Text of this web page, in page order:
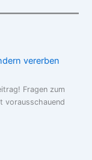
vererben
Fragen zum
vorausschauend